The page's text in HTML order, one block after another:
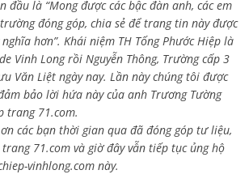
đầu là “Mong được các bậc đàn anh, các em
đóng góp, chia sẻ để trang tin này được
hơn”. Khái niệm TH Tống Phước Hiệp là
Vinh Long rồi Nguyễn Thông, Trường cấp 3
Văn Liệt ngày nay. Lần này chúng tôi được
bảo lời hứa này của anh Trương Tường
trang 71.com.
các bạn thời gian qua đã đóng góp tư liệu,
71.com và giờ đây vẫn tiếp tục ủng hộ
vinhlong.com này.